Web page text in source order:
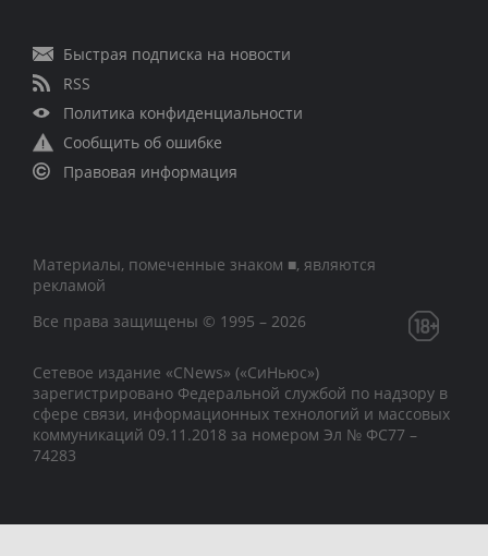
Быстрая подписка на новости
RSS
Политика конфиденциальности
Сообщить об ошибке
Правовая информация
Материалы, помеченные знаком ■, являются
рекламой
Все права защищены © 1995 – 2026
Сетевое издание «CNews» («СиНьюс»)
зарегистрировано Федеральной службой по надзору в
сфере связи, информационных технологий и массовых
коммуникаций 09.11.2018 за номером Эл № ФС77 –
74283